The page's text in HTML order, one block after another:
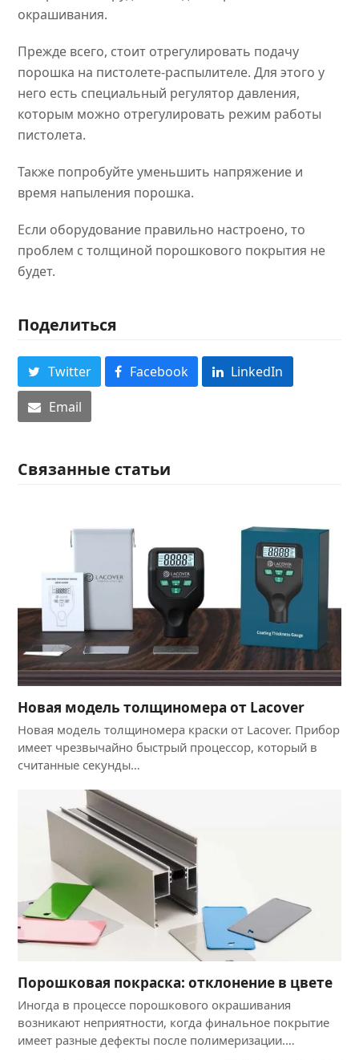
окрашивания.
Прежде всего, стоит отрегулировать подачу
порошка на пистолете-распылителе. Для этого у
него есть специальный регулятор давления,
которым можно отрегулировать режим работы
пистолета.
Также попробуйте уменьшить напряжение и
время напыления порошка.
Если оборудование правильно настроено, то
проблем с толщиной порошкового покрытия не
будет.
Поделиться
Twitter Facebook
LinkedIn
Email
Связанные статьи
Новая модель толщиномера от Lacover
Новая модель толщиномера краски от Lacover. Прибор
имеет чрезвычайно быстрый процессор, который в
считанные секунды…
Порошковая покраска: отклонение в цвете
Иногда в процессе порошкового окрашивания
возникают неприятности, когда финальное покрытие
имеет разные дефекты после полимеризации.…